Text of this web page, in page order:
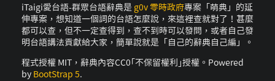
iTaigi愛台語-群眾台語辭典是 g0v 零時政府專案「萌典」的延
伸專案，想知道一個詞的台語怎麼說，來這裡查就對了！甚麼
都可以查，但不一定查得到，查不到時可以發問，或者自己發
明台語講法貢獻給大家，簡單說就是「自己的辭典自己編」。
程式授權 MIT，辭典內容CC0｢不保留權利｣授權。Powered
by BootStrap 5.